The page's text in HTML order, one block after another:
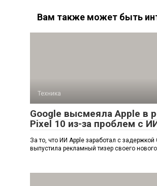
Вам также может быть
Техника
Google высмеяла Apple в
Pixel 10 из-за проблем с
За то, что ИИ Apple заработал с задержкой
выпустила рекламный тизер своего нового